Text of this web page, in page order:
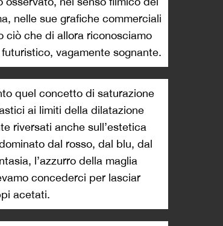
nelle sue grafiche commerciali
ciò che di allora riconosciamo
vagamente sognante.
quel concetto di saturazione
ai limiti della dilatazione
riversati anche sull’estetica
dal rosso, dal blu, dal
l’azzurro della maglia
concederci per lasciar
acetati.